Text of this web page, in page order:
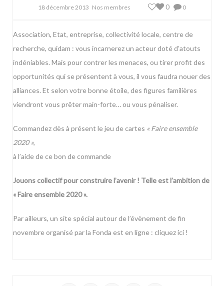
18 décembre 2013 Nos membres 0
0
Association, Etat, entreprise, collectivité locale, centre de
recherche, quidam : vous incarnerez un acteur doté d’atouts
indéniables. Mais pour contrer les menaces, ou tirer profit des
opportunités qui se présentent à vous, il vous faudra nouer des
alliances. Et selon votre bonne étoile, des figures familières
viendront vous prêter main-forte… ou vous pénaliser.
Commandez dès à présent le jeu de cartes « Faire ensemble
2020 »,
à l’aide de cebon de commande
Jouons collectif pour construire l’avenir ! Telle est l’ambition de
« Faire ensemble 2020 ».
Par ailleurs, un site spécial autour de l’évènement de fin
novembre organisé par la Fonda est en ligne : cliquez ici !